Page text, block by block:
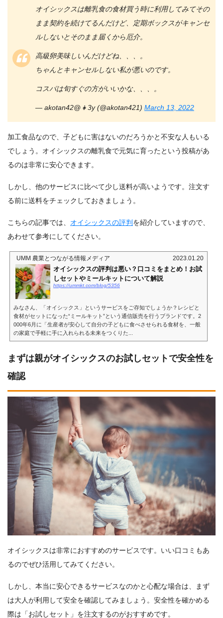
オイシックスは離乳食の食材買う時に利用してみてその
まま契約を続けてるんだけど、定期ボックスがキャンセ
ルしないとそのまま届くから厄介。
高級卵美味しいんだけどね、、、。
ちゃんとキャンセルしない私が悪いのです。
コスパは旬すぐの方がいいかな、、、。
— akotan42@👧3y (@akotan421) March 13, 2022
加工食品なので、子どもに害はないのだろうかと不安な人もいる
でしょう。オイシックスの離乳食で元気に育ったという投稿があ
るのは非常に安心できます。
しかし、他のサービスに比べて少し送料が高いようです。注文す
る前に送料をチェックしておきましょう。
こちらの記事では、 オイシックスの評判 を紹介していますので、
あわせて参考にしてください。
UMM 農業とつながる情報メディア 2023.01.20
オイシックスの評判は悪い？口コミをまとめ！お試
しセットやミールキットについて解説
https://ummkt.com/blog/5356
みなさん、「オイシックス」というサービスをご存知でしょうか？レシピと
食材がセットになった“ミールキット”という通信販売を行うブランドです。2
000年6月に「生産者が安心して自分の子どもに食べさせられる食材を、一般
の家庭で手軽に手に入れられる未来をつくりた...
まずは親がオイシックスのお試しセットで安全性を
確認
オイシックスは非常におすすめのサービスです。いい口コミもあ
るのでぜひ活用してみてください。
しかし、本当に安心できるサービスなのかと心配な場合は、まず
は大人が利用して安全を確認してみましょう。安全性を確かめる
際は「お試しセット」を注文するのがおすすめです。